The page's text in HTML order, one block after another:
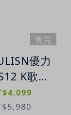
售完
優力
K歌音
攜K歌藍
| 單麥克